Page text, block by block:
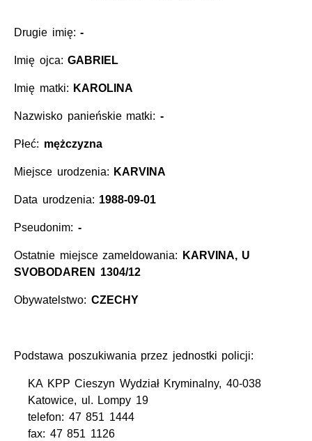
Drugie imię:-
Imię ojca:GABRIEL
Imię matki: KAROLINA
Nazwisko panieńskie matki: -
Płeć: mężczyzna
Miejsce urodzenia: KARVINA
Data urodzenia: 1988-09-01
Pseudonim: -
Ostatnie miejsce zameldowania:
KARVINA, U
SVOBODAREN 1304/12
Obywatelstwo: CZECHY
Podstawa poszukiwania przez jednostki policji:
KA KPP Cieszyn Wydział Kryminalny, 40-038
Katowice, ul. Lompy 19
telefon: 47 851 1444
fax: 47 851 1126